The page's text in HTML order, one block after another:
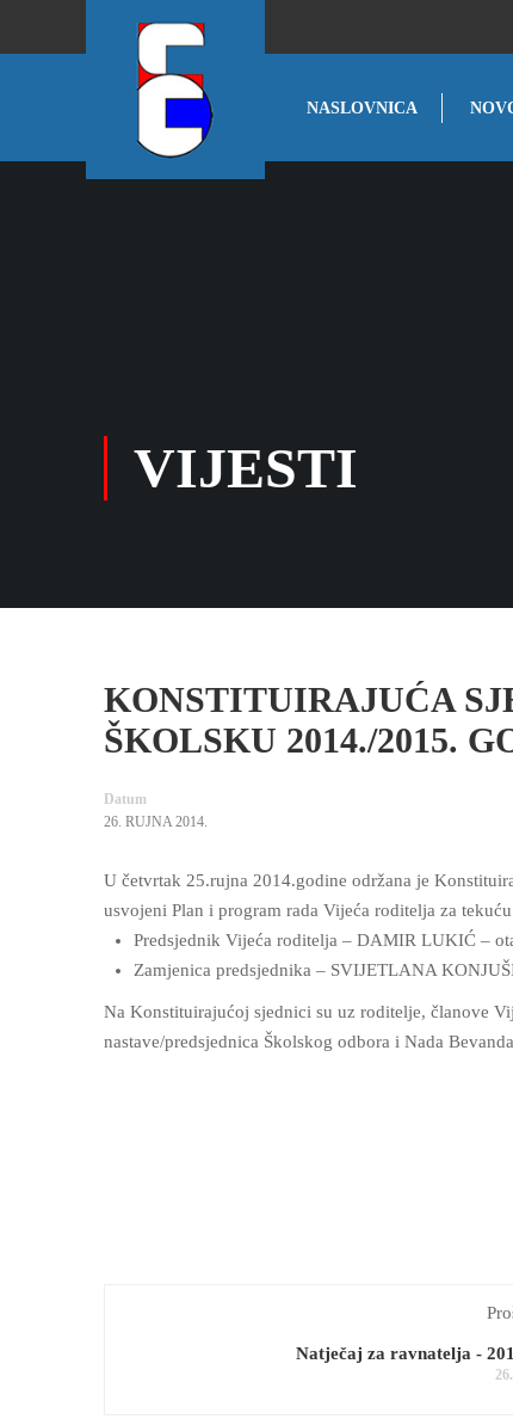
NASLOVNICA
VIJESTI
KONSTITUIRAJUĆA
ŠKOLSKU 2014./2015.
Datum
26. RUJNA 2014.
U četvrtak 25.rujna 2014.godine održana je
usvojeni Plan i program rada Vijeća roditelja za
Predsjednik Vijeća roditelja – DAMIR LUKIĆ –
Zamjenica predsjednika – SVIJETLANA
Na Konstituirajućoj sjednici su uz roditelje, članove
nastave/predsjednica Školskog odbora i Nada
Natječaj za ravnatelja -